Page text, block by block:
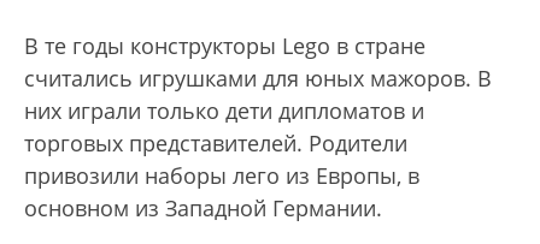
В те годы конструкторы Lego в стране
считались игрушками для юных мажоров. В
них играли только дети дипломатов и
торговых представителей. Родители
привозили наборы лего из Европы, в
основном из Западной Германии.